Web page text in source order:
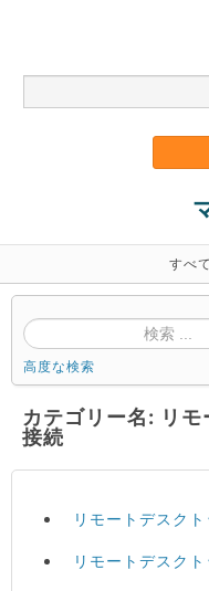
すべ
高度な検索
カテゴリー名: リ
接続
リモートデスク
リモートデスク